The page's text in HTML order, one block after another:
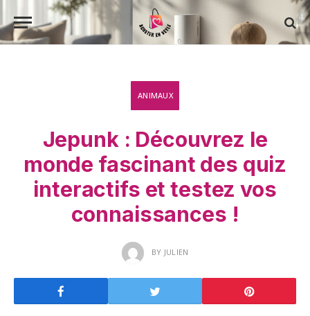
ANIMAUX
Jepunk : Découvrez le
monde fascinant des quiz
interactifs et testez vos
connaissances !
BY JULIEN